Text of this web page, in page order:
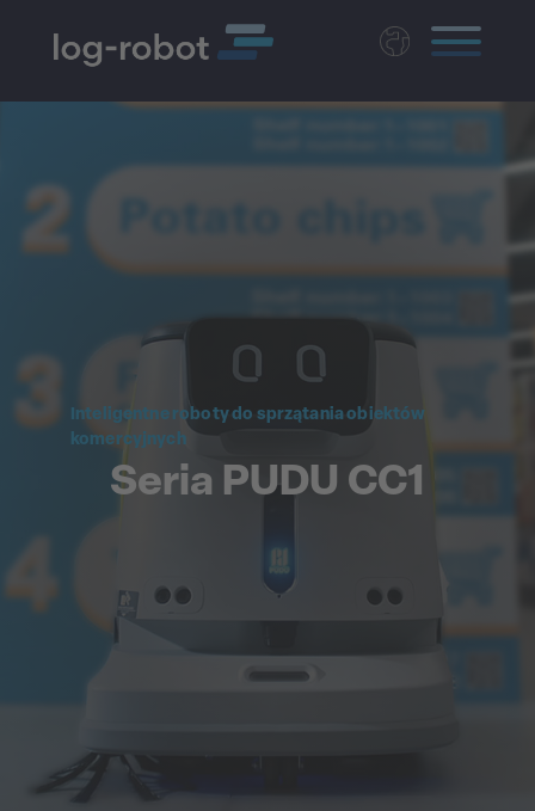
Inteligentne roboty do sprzątania obiektów
komercyjnych
Seria PUDU CC1